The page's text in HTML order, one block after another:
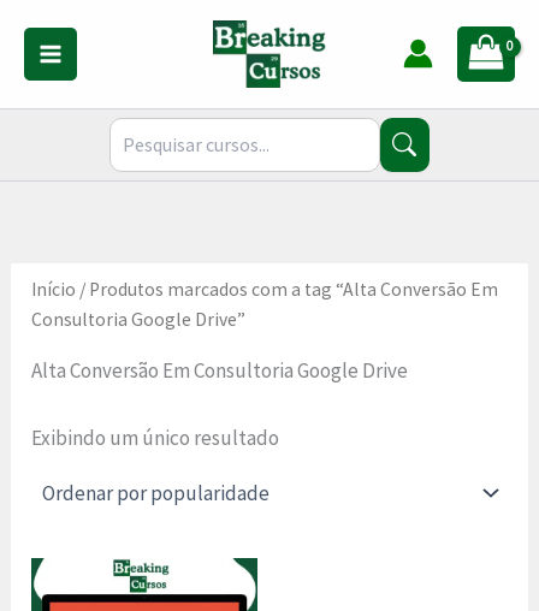
conteúdo
Início / Produtos marcados com a tag “Alta Conversão Em
Consultoria Google Drive”
Alta Conversão Em Consultoria Google Drive
Exibindo um único resultado